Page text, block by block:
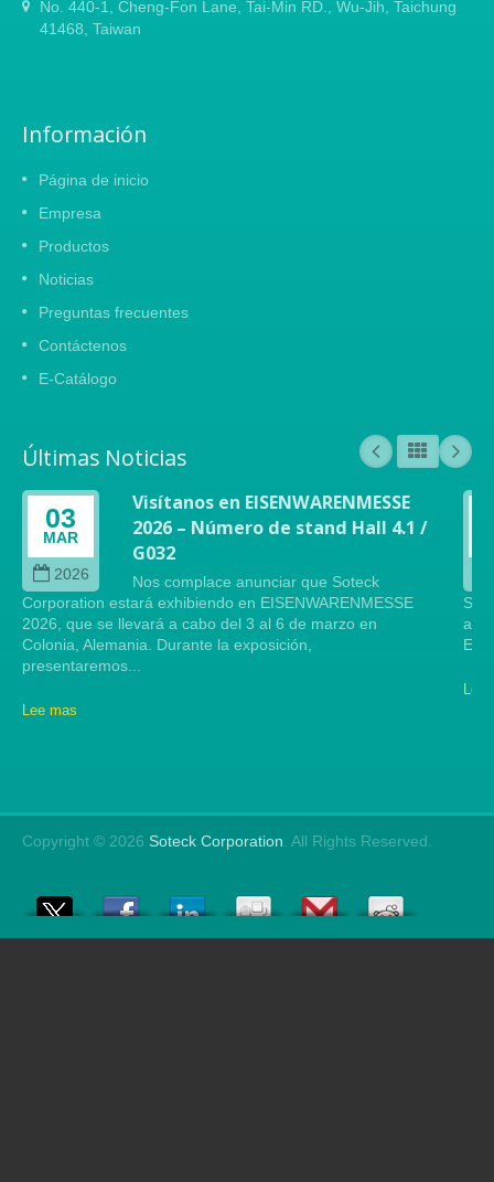
No. 440-1, Cheng-Fon Lane, Tai-Min RD., Wu-Jih, Taichung
41468, Taiwan
Información
Página de inicio
Empresa
Productos
Noticias
Preguntas frecuentes
Contáctenos
E-Catálogo
Últimas Noticias
03
MAR
2026
Visítanos en EISENWARENMESSE
2026 – Número de stand Hall 4.1 /
G032
Nos complace anunciar que Soteck
Corporation estará exhibiendo en EISENWARENMESSE
2026, que se llevará a cabo del 3 al 6 de marzo en
Colonia, Alemania. Durante la exposición,
presentaremos...
Lee mas
Copyright © 2026 Soteck Corporation . All Rights Reserved.